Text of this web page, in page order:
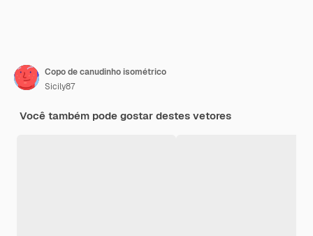
Copo de canudinho isométrico
Sicily87
Você também pode gostar destes vetores